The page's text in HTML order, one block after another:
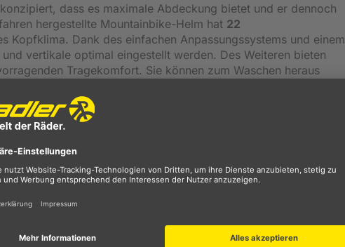
dass es maximale Abdeckung bietet und er dennoch
hergestellte Mountainbike-Helm hat 22
Kopfklima. Dank des einfachen Anpassungssystems und einem
vertikale optimal eingestellt werden. Des Weiteren bieten
Tragekomfort. Sie können zum Waschen heraus